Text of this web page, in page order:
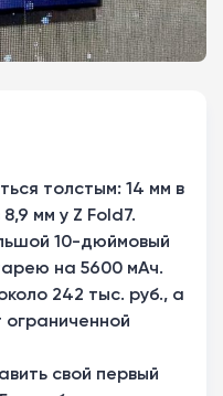
толстым: 14 мм в
мм у Z Fold7.
10-дюймовый
на 5600 мАч.
242 тыс. руб., а
свой первый